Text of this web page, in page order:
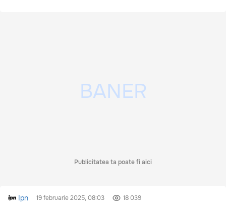
Publicitatea ta poate fi aici
Ipn 19 februarie 2025, 08:03 18 039